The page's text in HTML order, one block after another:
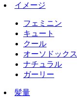
イメージ
フェミニン
キュート
クール
オーソドックス
ナチュラル
ガーリー
髪量